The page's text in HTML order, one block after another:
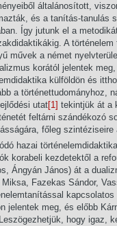
általánosított,
és a tanítás-tanulás
Így jutunk el a
A
művek a német
korától jelentek
külföldön és
a történettudományhoz,
utat[1] tekintjük át a
feltárni szándékozó
főleg szintéziseire
hazai
korabeli kezdetektől a
Ángyán János) át a
Fazekas Sándor,
jelentek meg, és előbb
hogy igaz,